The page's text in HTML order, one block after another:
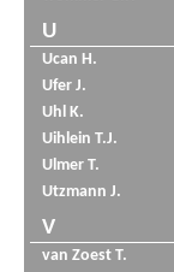
U
Ucan H.
Ufer J.
Uhl K.
Uihlein T.J.
Ulmer T.
Utzmann J.
V
van Zoest T.